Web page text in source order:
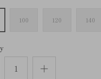
100 120 140